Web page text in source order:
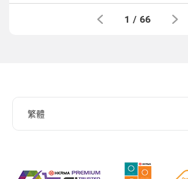
1 / 66